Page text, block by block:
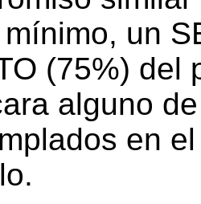
un
(75%) del
alguno
en